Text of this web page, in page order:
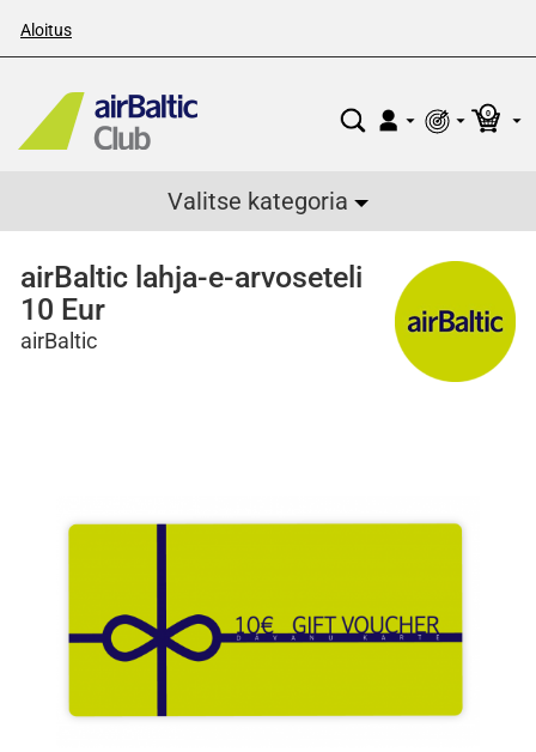
Aloitus
0
Valitse kategoria
airBaltic lahja-e-arvoseteli
10 Eur
airBaltic